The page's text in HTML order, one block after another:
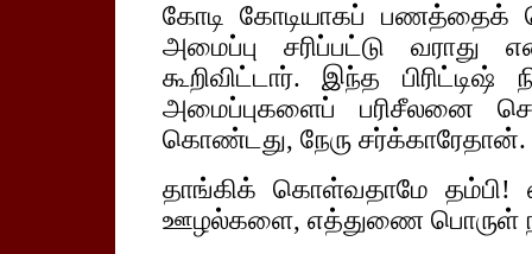
கோடி கோடியாகப் பணத்தைக்
அமைப்பு சரிப்பட்டு வராது
கூறிவிட்டார். இந்த
அமைப்புகளைப் பரிசீலனை
கொண்டது, நேரு சர்க்காரேதான்.
தாங்கிக் கொள்வதாமே
ஊழல்களை, எத்துணை